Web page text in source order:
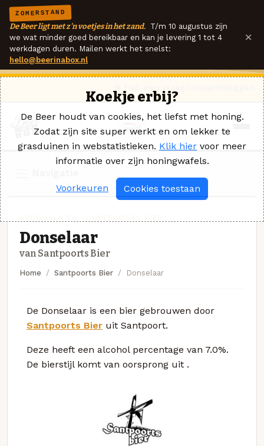
ZOMERSTAND
De Beer ligt met z'n voetjes in het zand. T/m 10 augustus zijn
we wat minder goed bereikbaar en kan je levering 1 tot 4
werkdagen duren. Mailen werkt het snelst:
hello@beerinabox.nl
×
Donselaar
van Santpoorts Bier
Home Santpoorts Bier Donselaar
De Donselaar is een bier gebrouwen door
Santpoorts Bier uit Santpoort.
Deze heeft een alcohol percentage van 7.0%.
De bierstijl komt van oorsprong uit .
Koekje erbij?
De Beer houdt van cookies, het liefst met honing.
Zodat zijn site super werkt en om lekker te
grasduinen in webstatistieken. Klik hier voor meer
informatie over zijn honingwafels.
Voorkeuren Cookies toestaan